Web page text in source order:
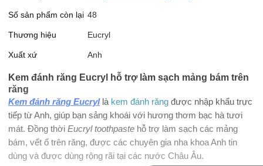
Số sản phẩm còn lại 48
Thương hiệu Eucryl
Xuất xứ Anh
Kem đánh răng Eucryl hỗ trợ làm sạch mảng bám trên
răng
Kem đánh răng Eucryllà kem đánh răng được nhập khẩu trực
tiếp từ Anh, giúp bạn sảng khoái với hương thơm bạc hà tươi
mát. Đồng thời Eucryl toothpaste hỗ trợ làm sạch các mảng
bám, vết ố trên răng, được các chuyên gia nha khoa Anh tin
dùng và được dùng rộng rãi tại các nước Châu Âu.